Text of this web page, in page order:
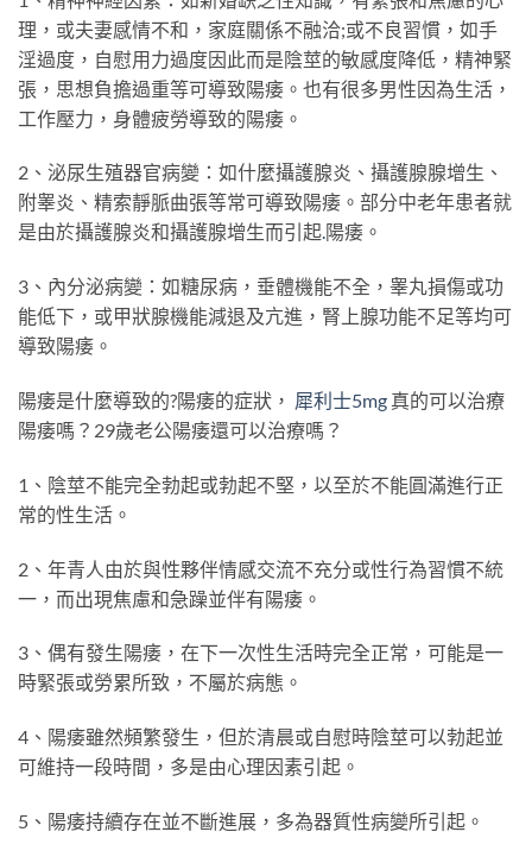
理，或夫妻感情不和，家庭關係不融洽;或不良習慣，如手
淫過度，自慰用力過度因此而是陰莖的敏感度降低，精神緊
張，思想負擔過重等可導致陽痿。也有很多男性因為生活，
工作壓力，身體疲勞導致的陽痿。
2、泌尿生殖器官病變：如什麼攝護腺炎、攝護腺腺增生、
附睾炎、精索靜脈曲張等常可導致陽痿。部分中老年患者就
是由於攝護腺炎和攝護腺增生而引起.陽痿。
3、內分泌病變：如糖尿病，垂體機能不全，睾丸損傷或功
能低下，或甲狀腺機能減退及亢進，腎上腺功能不足等均可
導致陽痿。
陽痿是什麼導致的?陽痿的症狀， 犀利士5mg 真的可以治療
陽痿嗎？29歲老公陽痿還可以治療嗎？
1、陰莖不能完全勃起或勃起不堅，以至於不能圓滿進行正
常的性生活。
2、年青人由於與性夥伴情感交流不充分或性行為習慣不統
一，而出現焦慮和急躁並伴有陽痿。
3、偶有發生陽痿，在下一次性生活時完全正常，可能是一
時緊張或勞累所致，不屬於病態。
4、陽痿雖然頻繁發生，但於清晨或自慰時陰莖可以勃起並
可維持一段時間，多是由心理因素引起。
5、陽痿持續存在並不斷進展，多為器質性病變所引起。